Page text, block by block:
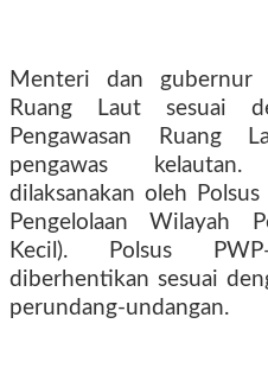
Menteri dan gubernur
Ruang Laut sesuai
Pengawasan Ruang
pengawas
dilaksanakan oleh
Pengelolaan Wilayah
Kecil). Polsus
diberhentikan sesuai
perundang-undangan.